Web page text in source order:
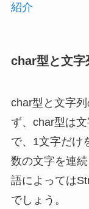
紹介
char型と文字
char型と文字
ず、char型は
で、1文字だけ
数の文字を連
語によっては
でしょう。